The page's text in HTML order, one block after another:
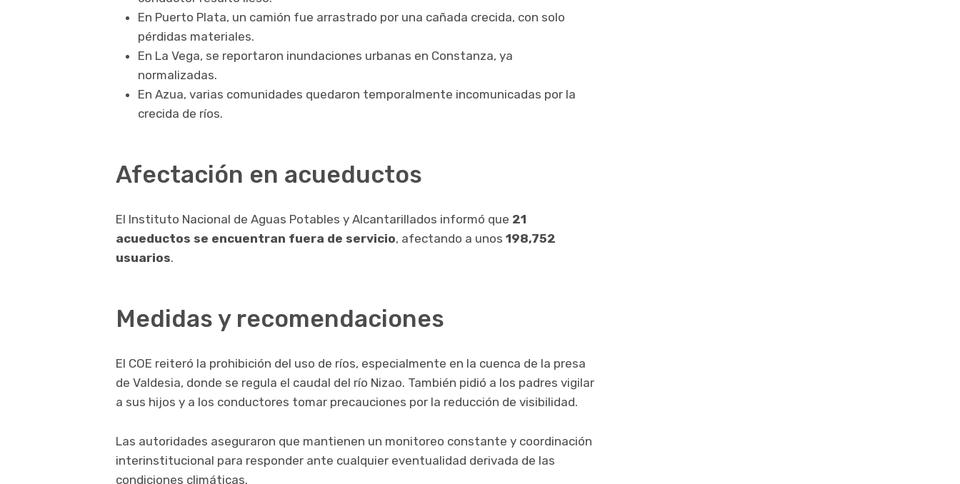
En Puerto Plata, un camión fue arrastrado por una cañada crecida, con solo
pérdidas materiales.
En La Vega, se reportaron inundaciones urbanas en Constanza, ya
normalizadas.
En Azua, varias comunidades quedaron temporalmente incomunicadas por la
crecida de ríos.
Afectación en acueductos
El Instituto Nacional de Aguas Potables y Alcantarillados informó que 21
acueductos se encuentran fuera de servicio, afectando a unos 198,752
usuarios.
Medidas y recomendaciones
El COE reiteró la prohibición del uso de ríos, especialmente en la cuenca de la presa
de Valdesia, donde se regula el caudal del río Nizao. También pidió a los padres vigilar
a sus hijos y a los conductores tomar precauciones por la reducción de visibilidad.
Las autoridades aseguraron que mantienen un monitoreo constante y coordinación
interinstitucional para responder ante cualquier eventualidad derivada de las
condiciones climáticas.